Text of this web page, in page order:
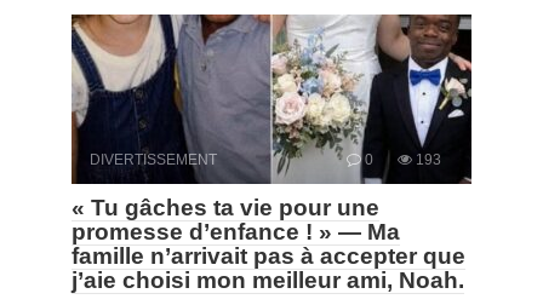
DIVERTISSEMENT 0 193
« Tu gâches ta vie pour une
promesse d’enfance ! » — Ma
famille n’arrivait pas à accepter que
j’aie choisi mon meilleur ami, Noah.